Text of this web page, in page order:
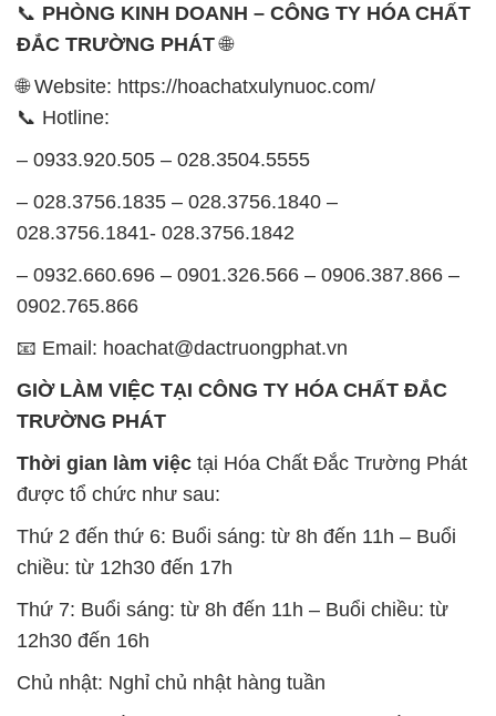
TRƯỜNG PHÁT
Thời gian làm việctại Hóa Chất Đắc Trường Phát
được tổ chức như sau:
Thứ 2 đến thứ 6: Buổi sáng: từ 8h đến 11h – Buổi
chiều: từ 12h30 đến 17h
Thứ 7: Buổi sáng: từ 8h đến 11h – Buổi chiều: từ
12h30 đến 16h
Chủ nhật: Nghỉ chủ nhật hàng tuần
Chúng tôi rất trân trọng thời gian và cam kết tuân
thủ giờ làm việc để đảm bảo sự hỗ trợ tốt nhất cho
khách hàng và đảm bảo hiệu suất công việc cao
nhất của nhân viên.
BẢN ĐỒ MAP TẠI CÔNG TY HÓA CHẤT ĐẮC
TRƯỜNG PHÁT
ĐỊA CHỈ: 1229C Quốc lộ 1A, Phường Bình Trị
Đông B, Quận Bình Tân, Sài Gòn TP. Hồ Chí